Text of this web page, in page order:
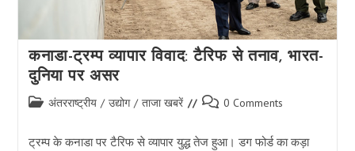
कनाडा-ट्रम्प व्यापार विवाद: टैरिफ से तनाव, भारत-
दुनिया पर असर
Post अंतरराष्ट्रीय / उद्योग / ताजा खबरें
Post 0 Comments
ट्रम्प के कनाडा पर टैरिफ से व्यापार युद्ध तेज हुआ। डग फोर्ड का कड़ा